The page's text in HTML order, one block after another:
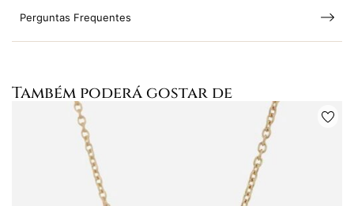
Perguntas Frequentes
Também poderá gostar de